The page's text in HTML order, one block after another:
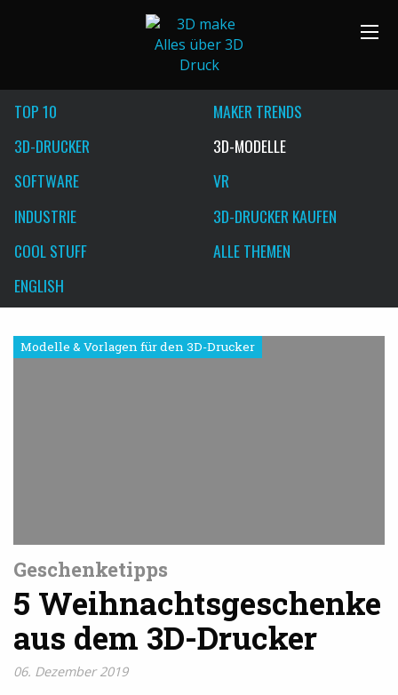
TOP 10
MAKER TRENDS
3D-DRUCKER
3D-MODELLE
SOFTWARE
VR
INDUSTRIE
3D-DRUCKER KAUFEN
COOL STUFF
ALLE THEMEN
ENGLISH
Modelle & Vorlagen für den 3D-Drucker
Geschenketipps
5 Weihnachtsgeschenke
aus dem 3D-Drucker
06. Dezember 2019